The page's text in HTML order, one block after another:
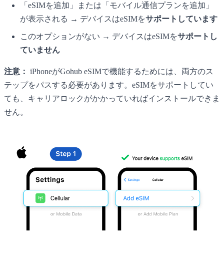
「eSIMを追加」または「モバイル通信プランを追加」
が表示される → デバイスはeSIMをサポートしています
このオプションがない → デバイスはeSIMをサポートし
ていません
注意： iPhoneがGohub eSIMで機能するためには、両方のス
テップをパスする必要があります。eSIMをサポートしてい
ても、キャリアロックがかかっていればインストールできま
せん。